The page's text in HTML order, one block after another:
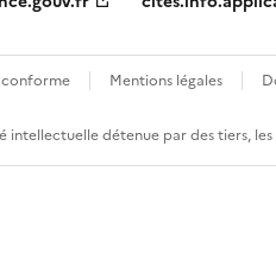
Mentions légales
détenue par des tiers,